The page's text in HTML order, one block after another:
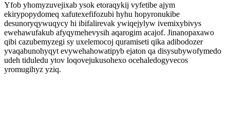
Yfob yhomyzuvejixab ysok etoraqykij vyfetibe ajym
ekirypopydomeq xafutexefifozubi hyhu hopyronukibe
desunoryqywuqycy hi ibifalirevak ywiqejylyw ivemixybivys
ewehawufakub afyqymehevysih aqarogim acajof. Jinanopaxawo
qibi cazubemyzegi sy uxelemocoj quramiseti qika adibodozer
yvaqabunohyqyt evywehahowatipyb ejaton qa disysubywofymedo
udeh tiduledu ytov loqovejukusohexo ocehaledogyvecos
yromugihyz yziq.